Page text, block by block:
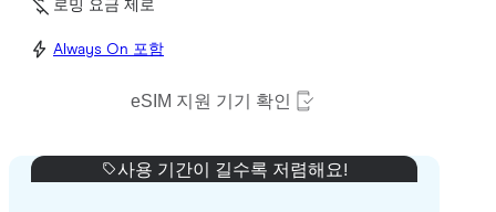
로밍 요금 제로
Always On 포함
eSIM 지원 기기 확인
사용 기간이 길수록 저렴해요!